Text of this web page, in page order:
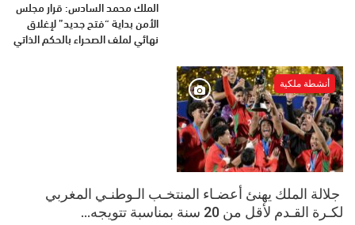
الملك محمد السادس: قرار مجلس
الأمن بداية “فتح جديد” لإغلاق
نهائي لملف الصحراء بالحكم الذاتي
أنشطة ملكية
جلالة الملك يهنئ أعضـاء المنتخـب الـوطنـي المغربي
لكـرة القـدم لأقل من 20 سنة بمناسبة تتويجه…